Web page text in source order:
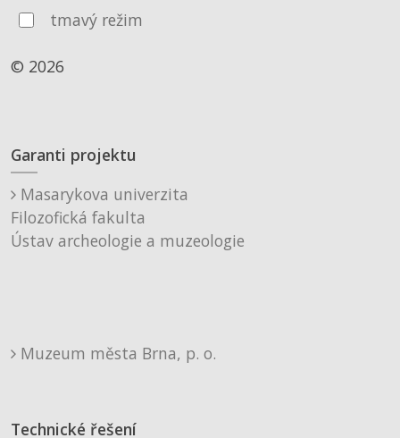
tmavý režim
© 2026
Garanti projektu
Masarykova univerzita
Filozofická fakulta
Ústav archeologie a muzeologie
Muzeum města Brna, p. o.
Technické řešení